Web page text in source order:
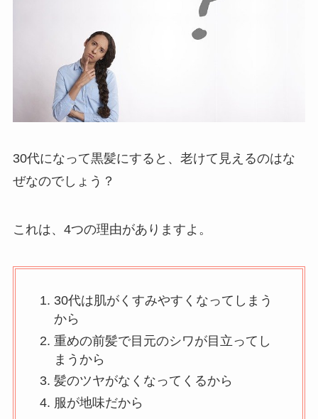
30代になって黒髪にすると、老けて見えるのはな
ぜなのでしょう？
これは、4つの理由がありますよ。
30代は肌がくすみやすくなってしまう
から
重めの前髪で目元のシワが目立ってし
まうから
髪のツヤがなくなってくるから
服が地味だから